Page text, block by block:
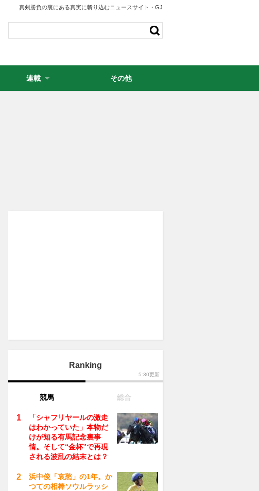
真剣勝負の裏にある真実に斬り込むニュースサイト・GJ
Ranking
5:30更新
競馬 総合
「シャフリヤールの激走
はわかっていた」本物だ
けが知る有馬記念裏事
情。そして“金杯”で再現
される波乱の結末とは？
浜中俊「哀愁」の1年。か
つての相棒ソウルラッシ
連載 その他